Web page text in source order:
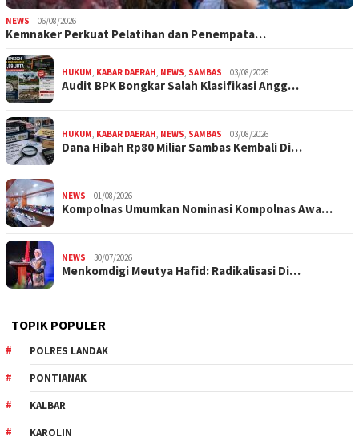
NEWS 06/08/2026
Kemnaker Perkuat Pelatihan dan Penempata…
HUKUM, KABAR DAERAH, NEWS, SAMBAS 03/08/2026
Audit BPK Bongkar Salah Klasifikasi Angg…
HUKUM, KABAR DAERAH, NEWS, SAMBAS 03/08/2026
Dana Hibah Rp80 Miliar Sambas Kembali Di…
NEWS 01/08/2026
Kompolnas Umumkan Nominasi Kompolnas Awa…
NEWS 30/07/2026
Menkomdigi Meutya Hafid: Radikalisasi Di…
TOPIK POPULER
POLRES LANDAK
PONTIANAK
KALBAR
KAROLIN